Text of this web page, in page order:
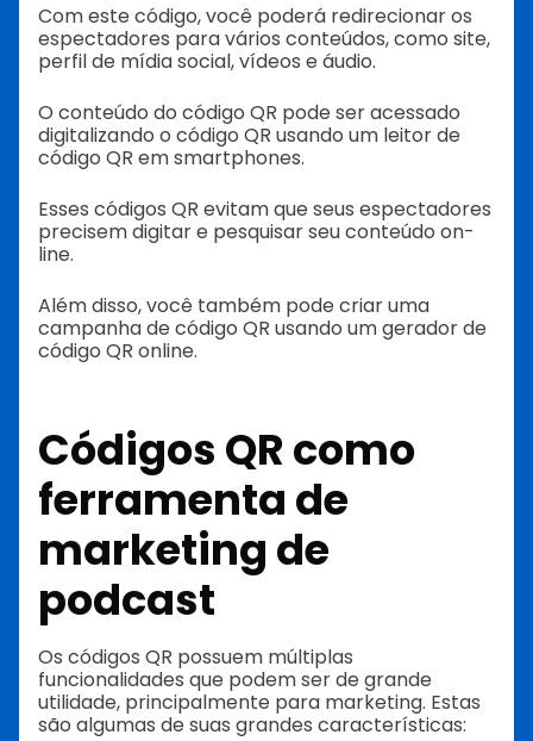
Com este código, você poderá redirecionar os
espectadores para vários conteúdos, como site,
perfil de mídia social, vídeos e áudio.
O conteúdo do código QR pode ser acessado
digitalizando o código QR usando um leitor de
código QR em smartphones.
Esses códigos QR evitam que seus espectadores
precisem digitar e pesquisar seu conteúdo on-
line.
Além disso, você também pode criar uma
campanha de código QR usando um gerador de
código QR online.
Códigos QR como
ferramenta de
marketing de
podcast
Os códigos QR possuem múltiplas
funcionalidades que podem ser de grande
utilidade, principalmente para marketing. Estas
são algumas de suas grandes características: